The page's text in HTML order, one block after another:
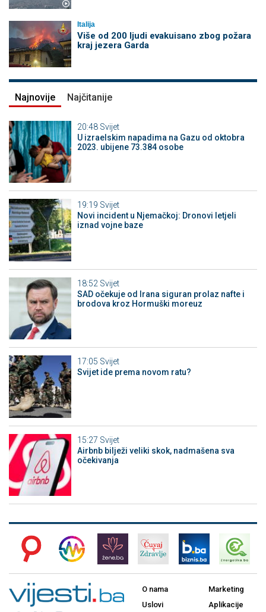
Italija
Više od 200 ljudi evakuisano zbog požara
kraj jezera Garda
Najnovije Najčitanije
20:48 Svijet
U izraelskim napadima na Gazu od oktobra
2023. ubijene 73.384 osobe
19:19 Svijet
Novi incident u Njemačkoj: Dronovi letjeli
iznad vojne baze
18:52 Svijet
SAD očekuje od Irana siguran prolaz nafte i
brodova kroz Hormuški moreuz
17:05 Svijet
Svijet ide prema novom ratu?
15:27 Svijet
Airbnb bilježi veliki skok, nadmašena sva
očekivanja
O nama
Uslovi
Marketing
Aplikacije